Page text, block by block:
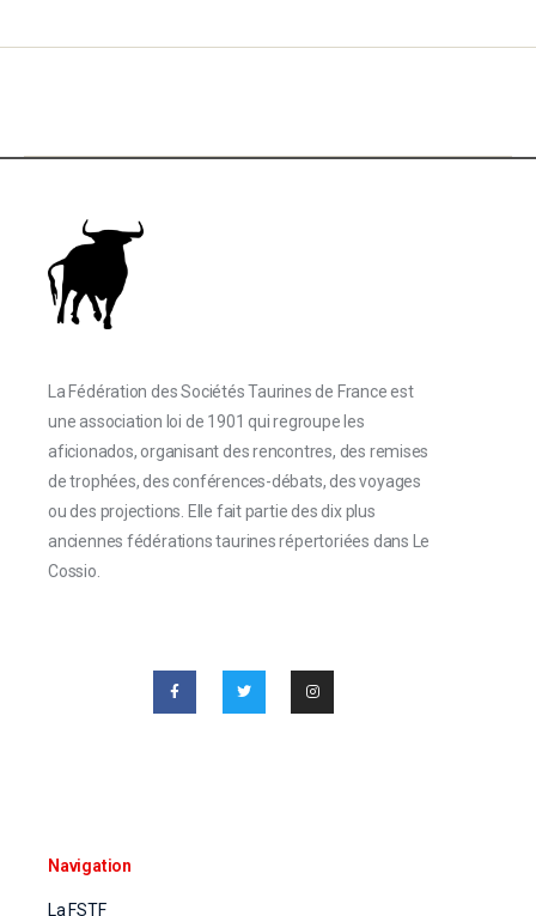
La Fédération des Sociétés Taurines de France est
une association loi de 1901 qui regroupe les
aficionados, organisant des rencontres, des remises
de trophées, des conférences-débats, des voyages
ou des projections. Elle fait partie des dix plus
anciennes fédérations taurines répertoriées dans Le
Cossio.
Navigation
La FSTF